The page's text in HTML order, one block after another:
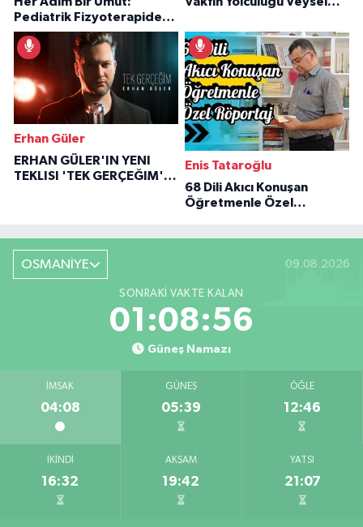
Pediatrik Fizyoterapiden
İlham Veren Hikâyeler
Erhan Güler
ERHAN GÜLER'IN YENI
TEKLISI 'TEK GERÇEĞIM'LE
Enis Tataroğlu
68 Dili Akıcı Konuşan
Öğretmenle Özel
OSMANİYE 09.08.2026
SONRAKI VAKTE KALAN
01:08:55
Güneş Namazı
İMSAK
04:08
GÜNEŞ
05:39
ÖĞLE
12:46
İKINDI
16:32
AKŞAM
19:42
YATSI
21:07